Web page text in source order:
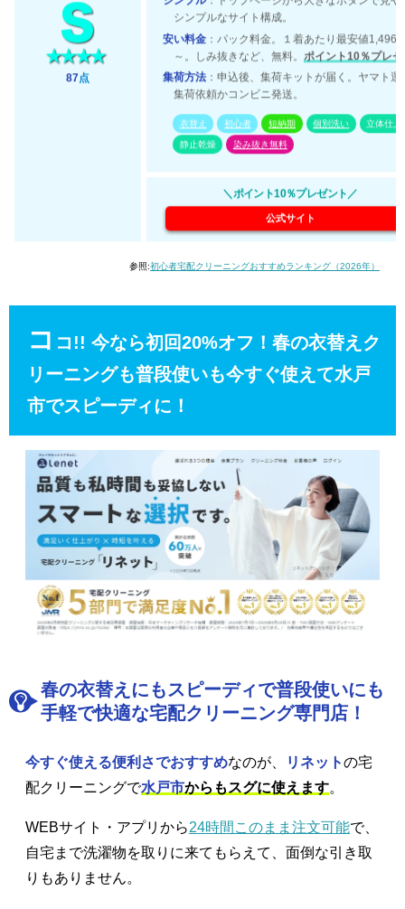
87点
シンプルなサイト構成。
安い料金 ：パック料金。１着あたり最安値1,496
～。しみ抜きなど、無料。 ポイント10％プレ
集荷方法 ：申込後、集荷キットが届く。ヤマト運
集荷依頼かコンビニ発送。
衣替え 初心者 短納期 個別洗い 立体仕上
静止乾燥 染み抜き無料
＼ポイント10％プレゼント／
公式サイト
参照:初心者宅配クリーニングおすすめランキング（2026年）
コ コ!! 今なら初回20%オフ！春の衣替えク
リーニングも普段使いも今すぐ使えて水戸
市でスピーディに！
春の衣替えにもスピーディで普段使いにも
手軽で快適な宅配クリーニング専門店！
今すぐ使える便利さでおすすめなのが、 リネットの宅
配クリーニングで水戸市からもスグに使えます。
WEBサイト・アプリから24時間このまま注文可能で、
自宅まで洗濯物を取りに来てもらえて、面倒な引き取
りもありません。